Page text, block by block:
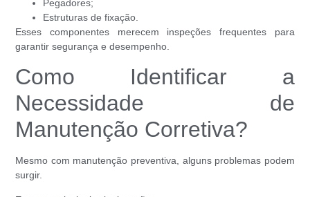
Pegadores;
Estruturas de fixação.
Esses componentes merecem inspeções frequentes para
garantir segurança e desempenho.
Como Identificar a
Necessidade de
Manutenção Corretiva?
Mesmo com manutenção preventiva, alguns problemas podem
surgir.